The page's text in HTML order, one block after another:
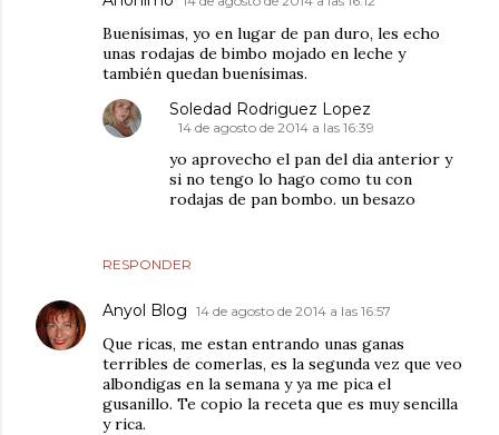
Buenísimas, yo en lugar de pan duro, les echo
unas rodajas de bimbo mojado en leche y
también quedan buenísimas.
RESPONDER
Soledad Rodriguez Lopez
14 de agosto de 2014 a las 16:39
yo aprovecho el pan del dia anterior y
si no tengo lo hago como tu con
rodajas de pan bombo. un besazo
Anyol Blog 14 de agosto de 2014 a las 16:57
Que ricas, me estan entrando unas ganas
terribles de comerlas, es la segunda vez que veo
albondigas en la semana y ya me pica el
gusanillo. Te copio la receta que es muy sencilla
y rica.